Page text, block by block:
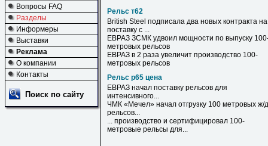
Вопросы FAQ
Разделы
Информеры
Выставки
Реклама
О компании
Контакты
Поиск по сайту
Рельс т62
British Steel подписала два новых контракта на
поставку с ...
ЕВРАЗ ЗСМК удвоил мощности по выпуску
метровых рельсов
ЕВРАЗ в 2 раза увеличит производство 100-
метровых рельсов
Рельс р65 цена
ЕВРАЗ начал поставку рельсов для
интенсивного...
ЧМК «Мечел» начал отгрузку 100 метровых ж/д
рельсов...
... производство и сертифицировал 100-
метровые рельсы для...